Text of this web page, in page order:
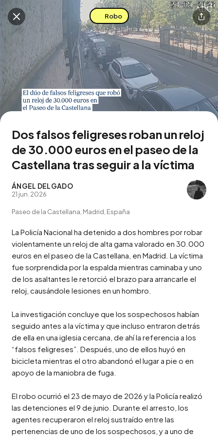
Descarga la app
Buscar en esta zona
Robo
Dos falsos feligreses roban un reloj
de 30.000 euros en el paseo de la
Castellana tras seguir a la víctima
ÁNGEL DELGADO
21 jun. 2026
Paseo de la Castellana, Madrid, España
La Policía Nacional ha detenido a dos hombres por robar
violentamente un reloj de alta gama valorado en 30.000
euros en el paseo de la Castellana, en Madrid. La víctima
fue sorprendida por la espalda mientras caminaba y uno
de los asaltantes le retorció el brazo para arrancarle el
reloj, causándole lesiones en un hombro.
La investigación concluye que los sospechosos habían
seguido antes a la víctima y que incluso entraron detrás
de ella en una iglesia cercana, de ahí la referencia a los
“falsos feligreses”. Después, uno de ellos huyó en
bicicleta mientras el otro abandonó el lugar a pie o en
apoyo de la maniobra de fuga.
El robo ocurrió el 23 de mayo de 2026 y la Policía realizó
las detenciones el 9 de junio. Durante el arresto, los
agentes recuperaron el reloj sustraído entre las
pertenencias de uno de los sospechosos, y a uno de